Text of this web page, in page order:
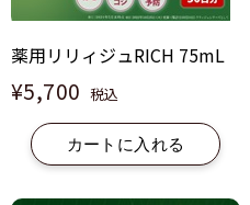
薬用リリィジュRICH 75mL
¥5,700 税込
カートに入れる